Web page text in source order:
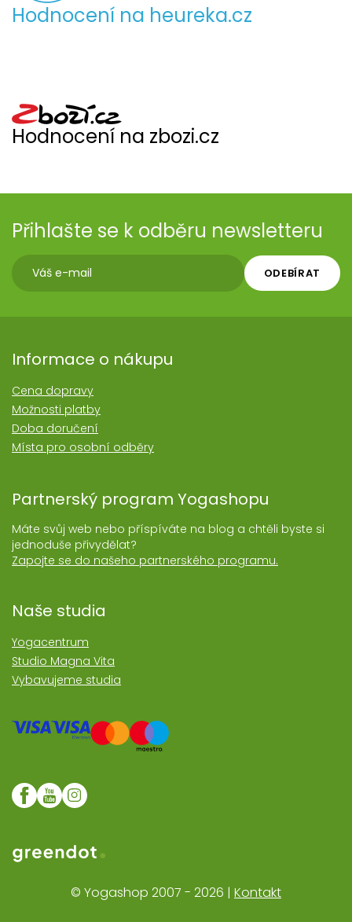
Hodnocení na heureka.cz
Hodnocení na zbozi.cz
Přihlašte se k odběru newsletteru
ODEBÍRAT
Informace o nákupu
Cena dopravy
Možnosti platby
Doba doručení
Místa pro osobní odběry
Partnerský program Yogashopu
Máte svůj web nebo příspíváte na blog a chtěli byste si
jednoduše přivydělat?
Zapojte se do našeho partnerského programu.
Naše studia
Yogacentrum
Studio Magna Vita
Vybavujeme studia
Web realozoval Greendot
© Yogashop 2007 - 2026 | Kontakt